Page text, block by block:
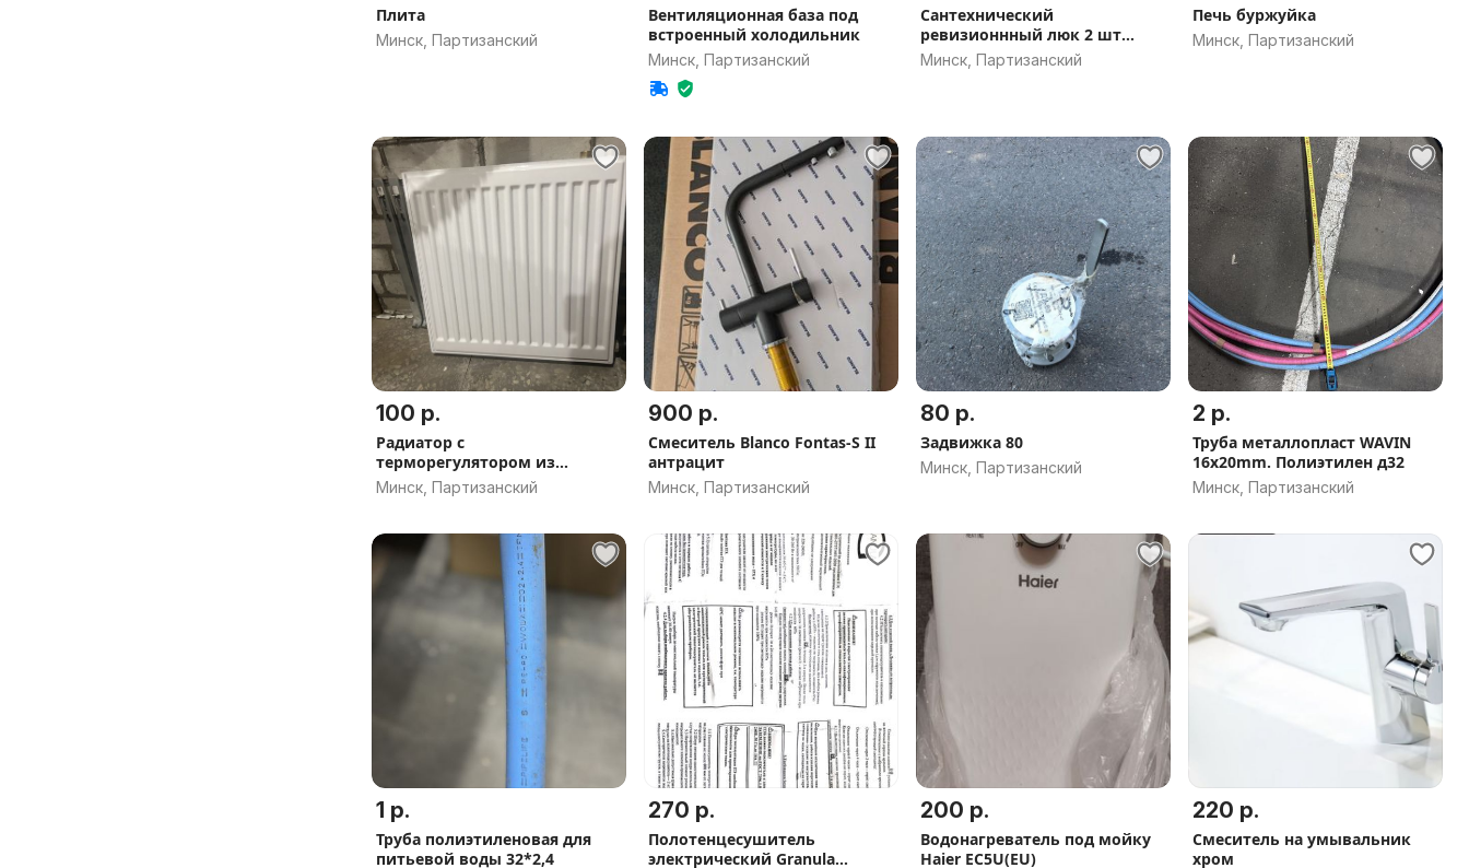
Плита
Минск, Партизанский
Вентиляционная база под
встроенный холодильник
Минск, Партизанский
Сантехнический
ревизионнный люк 2 шт
разные мойка
Минск, Партизанский
Печь буржуйка
Минск, Партизанский
100 р.
Радиатор с
терморегулятором из
новостройки
Минск, Партизанский
900 р.
Смеситель Blanco Fontas-S II
антрацит
Минск, Партизанский
80 р.
Задвижка 80
Минск, Партизанский
2 р.
Труба металлопласт WAVIN
16x20mm. Полиэтилен д32
Минск, Партизанский
1 р.
Труба полиэтиленовая для
питьевой воды 32*2,4
270 р.
Полотенцесушитель
электрический Granula
200 р.
Водонагреватель под мойку
Haier EC5U(EU)
220 р.
Смеситель на умывальник
хром